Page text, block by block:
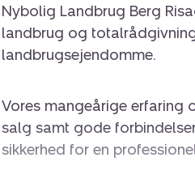
Nybolig Landbrug Berg
landbrug og
landbrugsejendomme.
Vores mangeårige erfaring
salg samt gode
sikkerhed for en